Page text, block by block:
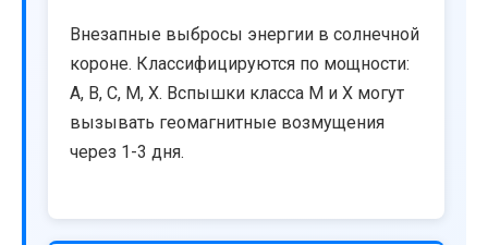
Внезапные выбросы энергии в солнечной
короне. Классифицируются по мощности:
A, B, C, M, X. Вспышки класса M и X могут
вызывать геомагнитные возмущения
через 1-3 дня.